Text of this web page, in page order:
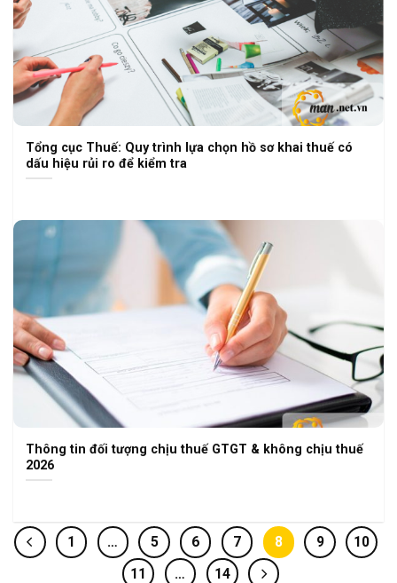
Tổng cục Thuế: Quy trình lựa chọn hồ sơ khai thuế có
dấu hiệu rủi ro để kiểm tra
Thông tin đối tượng chịu thuế GTGT & không chịu thuế
2026
1 … 5 6 7 8 9
10
11
… 14